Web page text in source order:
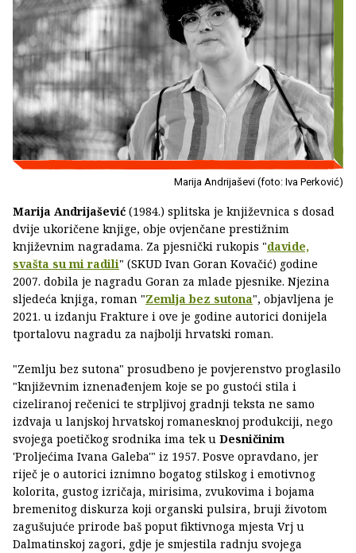
Marija Andrijaševi (foto: Iva Perković)
Marija Andrijašević (1984.) splitska je književnica s dosad
dvije ukoričene knjige, obje ovjenčane prestižnim
književnim nagradama. Za pjesnički rukopis "davide,
svašta su mi radili" (SKUD Ivan Goran Kovačić) godine
2007. dobila je nagradu Goran za mlade pjesnike. Njezina
sljedeća knjiga, roman "Zemlja bez sutona", objavljena je
2021. u izdanju Frakture i ove je godine autorici donijela
tportalovu nagradu za najbolji hrvatski roman.
"Zemlju bez sutona" prosudbeno je povjerenstvo proglasilo
"književnim iznenađenjem koje se po gustoći stila i
cizeliranoj rečenici te strpljivoj gradnji teksta ne samo
izdvaja u lanjskoj hrvatskoj romanesknoj produkciji, nego
svojega poetičkog srodnika ima tek u Desničinim
'Proljećima Ivana Galeba'" iz 1957. Posve opravdano, jer
riječ je o autorici iznimno bogatog stilskog i emotivnog
kolorita, gustog izričaja, mirisima, zvukovima i bojama
bremenitog diskurza koji organski pulsira, bruji životom
zagušujuće prirode baš poput fiktivnoga mjesta Vrj u
Dalmatinskoj zagori, gdje je smjestila radnju svojega